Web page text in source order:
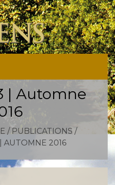
| Automne
/ PUBLICATIONS /
AUTOMNE 2016